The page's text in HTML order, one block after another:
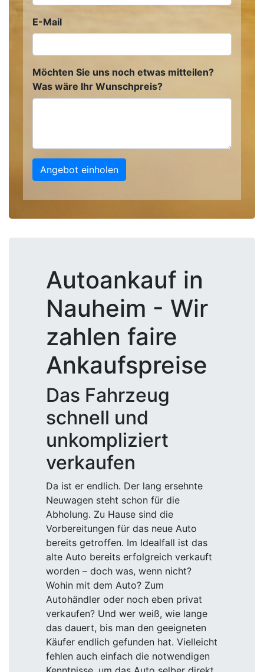
E-Mail
Möchten Sie uns noch etwas mitteilen?
Was wäre Ihr Wunschpreis?
Angebot einholen
Autoankauf in
Nauheim - Wir
zahlen faire
Ankaufspreise
Das Fahrzeug
schnell und
unkompliziert
verkaufen
Da ist er endlich. Der lang ersehnte
Neuwagen steht schon für die
Abholung. Zu Hause sind die
Vorbereitungen für das neue Auto
bereits getroffen. Im Idealfall ist das
alte Auto bereits erfolgreich verkauft
worden – doch was, wenn nicht?
Wohin mit dem Auto? Zum
Autohändler oder noch eben privat
verkaufen? Und wer weiß, wie lange
das dauert, bis man den geeigneten
Käufer endlich gefunden hat. Vielleicht
fehlen auch einfach die notwendigen